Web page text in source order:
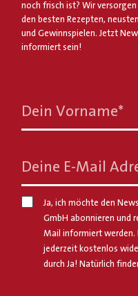
noch frisch ist? Wir
den besten Rezepten,
und Gewinnspielen. Jetzt
informiert sein!
Dein Vorname*
Deine E-Mail
Ja, ich möchte den
GmbH abonnieren und
Mail informiert werden.
jederzeit kostenlos
durch Ja! Natürlich